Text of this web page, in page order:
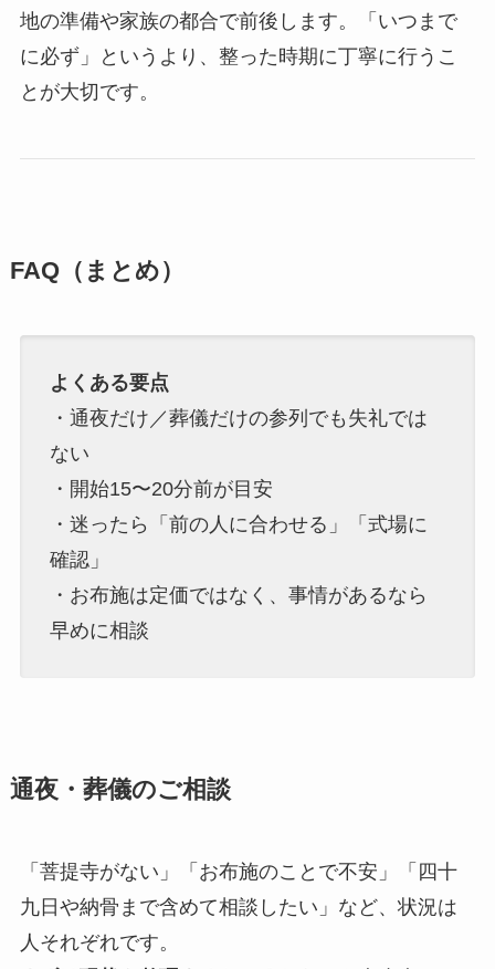
地の準備や家族の都合で前後します。「いつまで
に必ず」というより、整った時期に丁寧に行うこ
とが大切です。
FAQ（まとめ）
よくある要点
・通夜だけ／葬儀だけの参列でも失礼では
ない
・開始15〜20分前が目安
・迷ったら「前の人に合わせる」「式場に
確認」
・お布施は定価ではなく、事情があるなら
早めに相談
通夜・葬儀のご相談
「菩提寺がない」「お布施のことで不安」「四十
九日や納骨まで含めて相談したい」など、状況は
人それぞれです。